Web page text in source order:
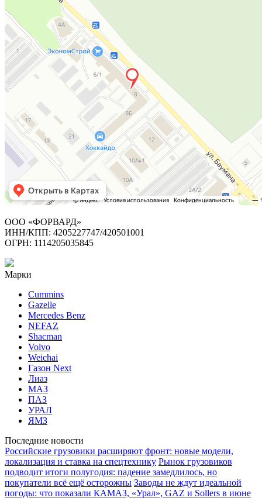
ООО «ФОРВАРД»
ИНН/КПП: 4205227747/420501001
ОГРН: 1114205035845
Марки
Cummins
Gazelle
Mercedes Benz
NEFAZ
Shacman
Volvo
Weichai
Газон Next
Лиаз
МАЗ
ПАЗ
УРАЛ
ЯМЗ
Последние новости
Российские грузовики расширяют фронт: новые модели,
локализация и ставка на спецтехнику Рынок грузовиков
подводит итоги полугодия: падение замедлилось, но
покупатели всё ещё осторожны Заводы не ждут идеальной
погоды: что показали КАМАЗ, «Урал», GAZ и Sollers в июне